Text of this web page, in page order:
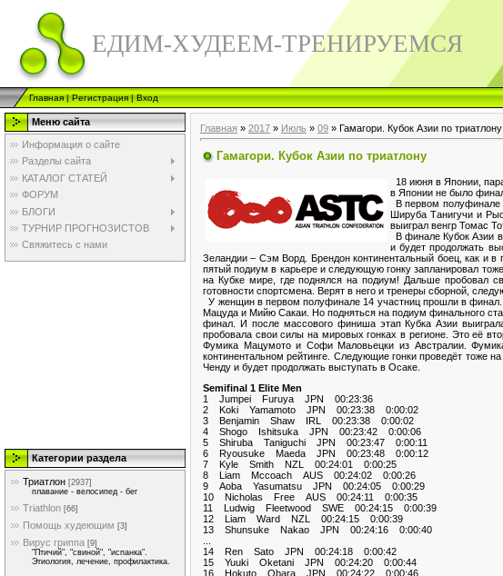
ЕДИМ-ХУДЕЕМ-ТРЕНИРУЕМСЯ
Главная|Регистрация|Вход
Меню сайта
Информация о сайте
Разделы сайта
КАТАЛОГ СТАТЕЙ
ФОРУМ
БЛОГИ
ТУРНИР ПРОГНОЗИСТОВ
Свяжитесь с нами
Категории раздела
Триатлон [2937]
плавание - велосипед - бег
Triathlon [66]
Помощь худеющим [3]
Вирус гриппа [9]
"Птичий", "свиной", "испанка".
Этиология, лечение, профилактика.
Главная » 2017 » Июль » 09 » Гамагори. Кубок Азии по триатлону
Гамагори. Кубок Азии по триатлону
18 июня в Японии,
в Японии не было
В первом
Шируба Танигучи и
выиграл венгр Томас
В финале Кубок Азии
и будет продолжать
Зеландии – Сэм Ворд. Брендон континентальный боец, как и
пятый подиум в карьере и следующую гонку запланировал
на Кубке мире, где поднялся на подиум! Дальше пробовал
готовности спортсмена. Верят в него и тренеры сборной,
У женщин в первом полуфинале 14 участниц прошли в
Мацуда и Мийю Сакаи. Но подняться на подиум финального
финал. И после массового финиша этап Кубка Азии
пробовала свои силы на мировых гонках в регионе. Это её
Фумика Мацумото и Софи Маловьецки из Австралии.
континентальном рейтинге. Следующие гонки проведёт тоже
Ченду и будет продолжать выступать в Осаке.
Semifinal 1 Elite Men
1 Jumpei Furuya JPN 00:23:36
2 Koki Yamamoto JPN 00:23:38 0:00:02
3 Benjamin Shaw IRL 00:23:38 0:00:02
4 Shogo Ishitsuka JPN 00:23:42 0:00:06
5 Shiruba Taniguchi JPN 00:23:47 0:00:11
6 Ryousuke Maeda JPN 00:23:48 0:00:12
7 Kyle Smith NZL 00:24:01 0:00:25
8 Liam Mccoach AUS 00:24:02 0:00:26
9 Aoba Yasumatsu JPN 00:24:05 0:00:29
10 Nicholas Free AUS 00:24:11 0:00:35
11 Ludwig Fleetwood SWE 00:24:15 0:00:39
12 Liam Ward NZL 00:24:15 0:00:39
13 Shunsuke Nakao JPN 00:24:16 0:00:40
14 Ren Sato JPN 00:24:18 0:00:42
15 Yuuki Oketani JPN 00:24:20 0:00:44
16 Hokuto Obara JPN 00:24:22 0:00:46